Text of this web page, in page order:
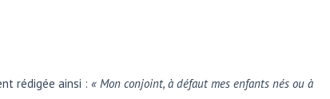
rédigée ainsi : « Mon conjoint, à défaut mes enfants nés ou à